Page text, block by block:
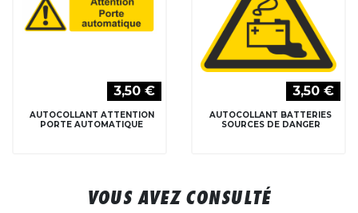
3,50 €
AUTOCOLLANT ATTENTION
PORTE AUTOMATIQUE
3,50 €
AUTOCOLLANT BATTERIES
SOURCES DE DANGER
VOUS AVEZ CONSULTÉ